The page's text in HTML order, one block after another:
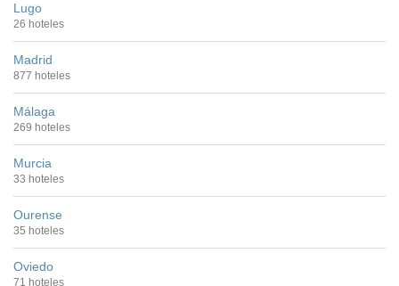
Lugo
26 hoteles
Madrid
877 hoteles
Málaga
269 hoteles
Murcia
33 hoteles
Ourense
35 hoteles
Oviedo
71 hoteles